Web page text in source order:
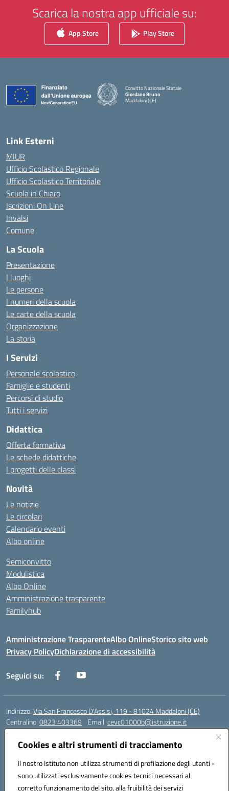
Cookies e altri strumenti di tracciamento
Il nostro Istituto non utilizza strumenti di profilazione degli utenti -
sono utilizzati esclusivamente cookies tecnici necessari al
corretto funzionamento del sito, alla fruibilità dei servizi
Scarica la nostra app ufficiale su:
App Store Play Store
Convitto Nazionale Statale
Giordano Bruno
Maddaloni (CE)
Link Esterni
MIUR
Ufficio Scolastico Regionale
Ufficio Scolastico Territoriale
Scuola in Chiaro
Iscrizioni On Line
Invalsi
Comune
La Scuola
Presentazione
I luoghi
Le persone
I numeri della scuola
Le carte della scuola
Organizzazione
La storia
I Servizi
Personale scolastico
Famiglie e studenti
Percorsi di studio
Tutti i servizi
Didattica
Offerta formativa
Le schede didattiche
I progetti delle classi
Novità
Le notizie
Le circolari
Calendario eventi
Albo online
Semiconvitto
Modulistica
Albo Online
Amministrazione trasparente
Familyhub
Amministrazione TrasparenteAlbo OnlineStorico sito web
Privacy PolicyDichiarazione di accessibilità
Seguici su:
Indirizzo:Via San Francesco D'Assisi, 119 - 81024 Maddaloni (CE)
Centralino:0823 403369 Email:cevc01000b@istruzione.it
Posta elettronica certificata (PEC):
Codice fiscale: 80004990612 (Convitto) - 93044680614 (Scuole
Annesse)
Codice meccanografico:CEVC01000B
Codice Indice delle Pubbliche Amministrazioni (IPA): istsc_cevc01000b